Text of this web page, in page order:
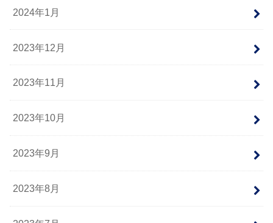
2024年1月
2023年12月
2023年11月
2023年10月
2023年9月
2023年8月